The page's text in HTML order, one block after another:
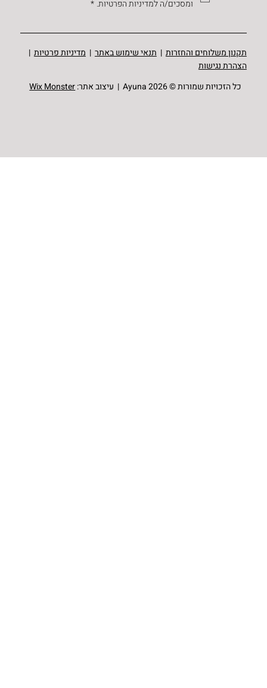
ומסכים/ה למדיניות הפרטיות. *
כל הזכויות שמורות © Ayuna 2026 | עיצוב אתר: Wix Monster
תקנון משלוחים והחזרות | תנאי שימוש באתר | מדיניות פרטיות |
הצהרת נגישות